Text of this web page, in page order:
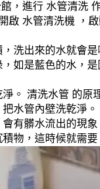
，進行 水管清洗
啟 水管清洗機 ，
洗出來的水就會
如是藍色的水，
。 清洗水管 的
水管內壁洗乾淨。
有髒水流出的現
物，這時候就需要